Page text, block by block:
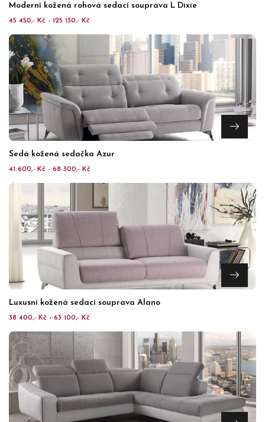
Moderní kožená rohová sedací souprava L Dixie
45 450,- Kč - 125 130,- Kč
Šedá kožená sedačka Azur
41 600,- Kč - 68 300,- Kč
Luxusní kožená sedací souprava Alano
38 400,- Kč - 63 100,- Kč